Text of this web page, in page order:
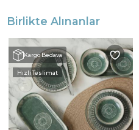
Birlikte Alınanlar
Kargo Bedava
Hızlı Teslimat